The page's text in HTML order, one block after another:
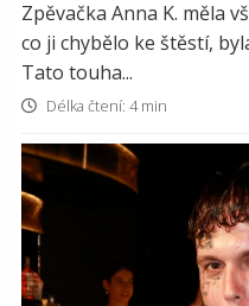
Zpěvačka Anna K. měla
co ji chybělo ke štěstí,
Tato touha...
Délka čtení: 4 min